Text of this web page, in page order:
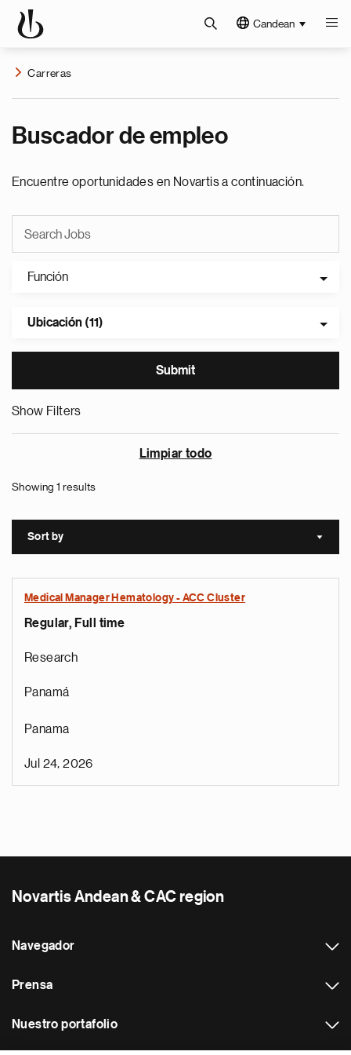
Candean
Carreras
Buscador de empleo
Encuentre oportunidades en Novartis a continuación.
Función
Ubicación (11)
Show Filters
Limpiar todo
Showing 1 results
Sort by Sort
Medical Manager Hematology - ACC Cluster
Regular, Full time
Research
Panamá
Panama
Jul 24, 2026
Novartis Andean & CAC region
Navegador
Prensa
Nuestro portafolio